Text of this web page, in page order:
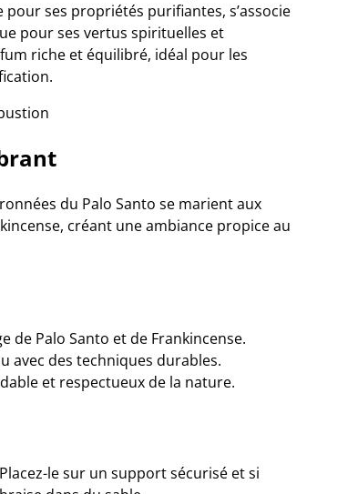
pour ses propriétés purifiantes, s’associe
pour ses vertus spirituelles et
riche et équilibré, idéal pour les
du Palo Santo se marient aux
créant une ambiance propice au
de Palo Santo et de Frankincense.
avec des techniques durables.
et respectueux de la nature.
le sur un support sécurisé et si